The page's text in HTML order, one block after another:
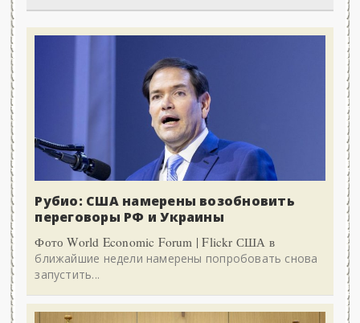
Рубио: США намерены возобновить
переговоры РФ и Украины
Фото World Economic Forum | Flickr США в
ближайшие недели намерены попробовать снова
запустить...